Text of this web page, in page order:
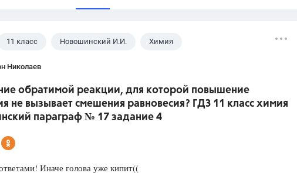
Домашнее задание
Школа
9 класс,
Разумовская М.М.,
11 класс Новошинский И.И. Химия
Николаев
обратимой реакции, для которой повышение
не вызывает смешения равновесия? ГДЗ 11 класс химия
параграф № 17 задание 4
Иначе голова уже кипит((